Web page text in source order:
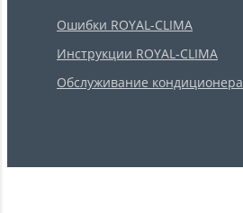
Ошибки ROYAL-CLIMA
Инструкции ROYAL-CLIMA
Обслуживание кондиционера